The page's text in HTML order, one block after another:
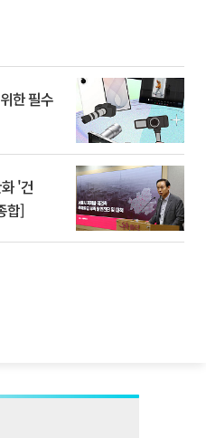
한 필수
'건
합]